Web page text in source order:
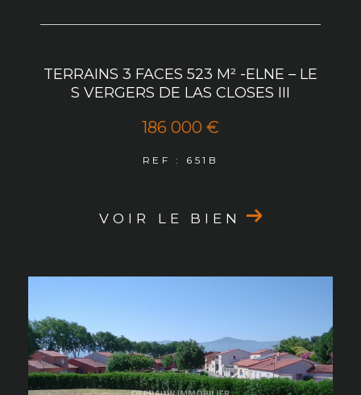
TERRAINS 3 FACES 523 M² -ELNE – LE
S VERGERS DE LAS CLOSES III
186 000 €
REF : 651B
VOIR LE BIEN